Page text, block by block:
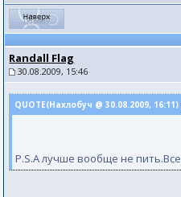
Randall Flag
30.08.2009, 15:46
QUOTE(Нахлобуч @ 30.08.2009, 16:11)
P.S.А лучше вообще не